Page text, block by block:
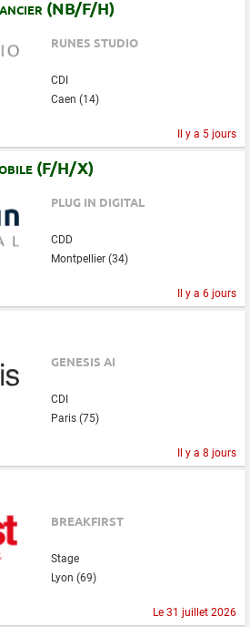
(NB/F/H)
RUNES STUDIO
CDI
Caen (14)
Il y a 5 jours
(F/H/X)
PLUG IN DIGITAL
CDD
Montpellier (34)
Il y a 6 jours
GENESIS AI
CDI
Paris (75)
Il y a 8 jours
BREAKFIRST
Stage
Lyon (69)
Le 31 juillet 2026